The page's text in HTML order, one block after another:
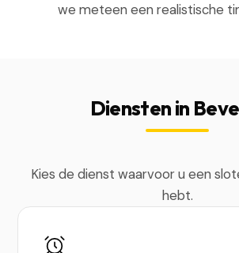
we meteen een realistische
Diensten in
Kies de dienst waarvoor u een
hebt.